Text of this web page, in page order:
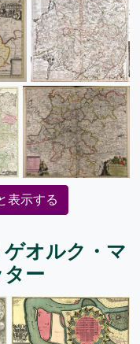
表示する
オルク・マ
ー